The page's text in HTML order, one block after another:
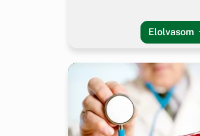
Elolvasom